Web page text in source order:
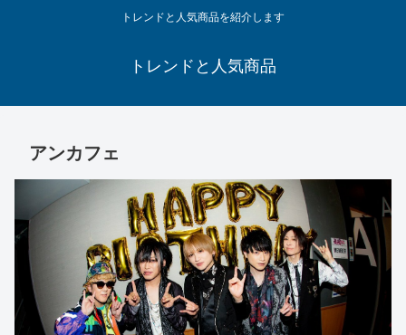
トレンドと人気商品を紹介します
トレンドと人気商品
アンカフェ